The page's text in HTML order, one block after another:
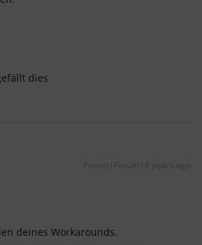
dies
Forum|Forum|4 years ago
deines Workarounds.